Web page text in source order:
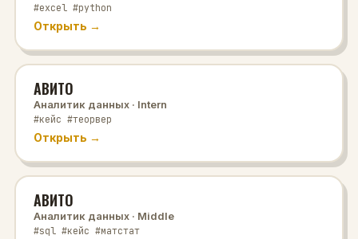
#excel #python
Открыть →
АВИТО
Аналитик данных· Intern
#кейс #теорвер
Открыть →
АВИТО
Аналитик данных· Middle
#sql #кейс #матстат